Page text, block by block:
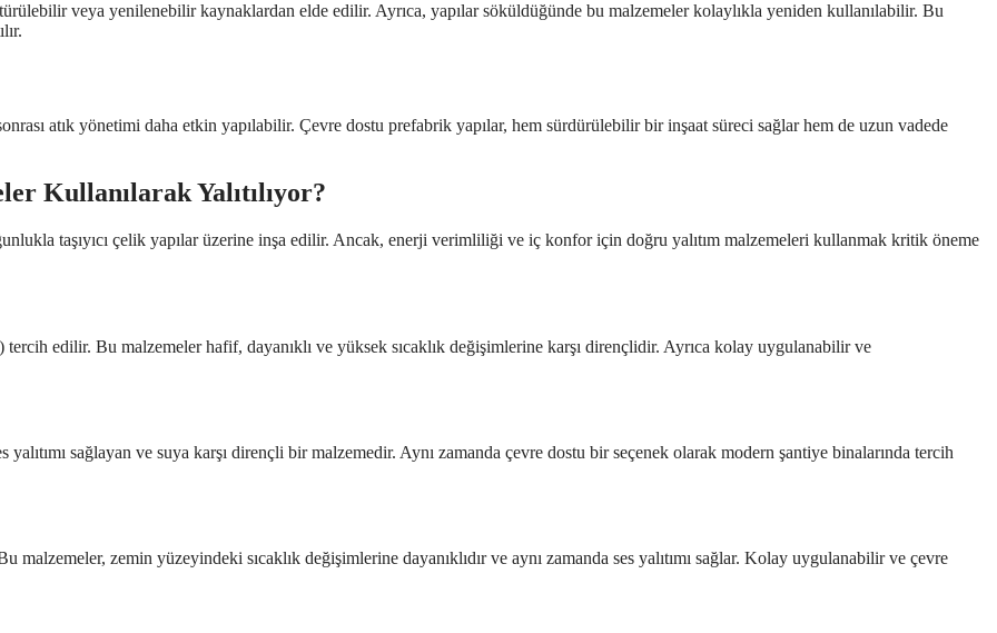
veya yenilenebilir kaynaklardan elde edilir. Ayrıca, yapılar söküldüğünde bu malzemeler kolaylıkla yeniden kullanılabilir. Bu
atık yönetimi daha etkin yapılabilir. Çevre dostu prefabrik yapılar, hem sürdürülebilir bir inşaat süreci sağlar hem de uzun vadede
Kullanılarak Yalıtılıyor?
taşıyıcı çelik yapılar üzerine inşa edilir. Ancak, enerji verimliliği ve iç konfor için doğru yalıtım malzemeleri kullanmak kritik öneme
edilir. Bu malzemeler hafif, dayanıklı ve yüksek sıcaklık değişimlerine karşı dirençlidir. Ayrıca kolay uygulanabilir ve
yalıtımı sağlayan ve suya karşı dirençli bir malzemedir. Aynı zamanda çevre dostu bir seçenek olarak modern şantiye binalarında tercih
zemin yüzeyindeki sıcaklık değişimlerine dayanıklıdır ve aynı zamanda ses yalıtımı sağlar. Kolay uygulanabilir ve çevre